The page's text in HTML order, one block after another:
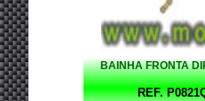
BAINHA FRONTA
REF.